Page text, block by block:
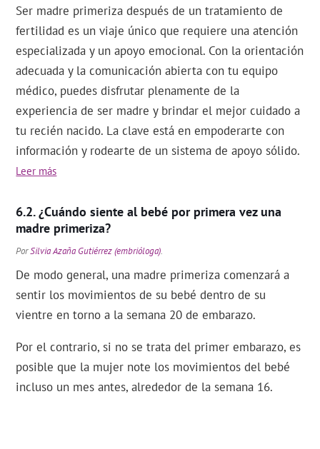
Ser madre primeriza después de un tratamiento de
fertilidad es un viaje único que requiere una atención
especializada y un apoyo emocional. Con la orientación
adecuada y la comunicación abierta con tu equipo
médico, puedes disfrutar plenamente de la
experiencia de ser madre y brindar el mejor cuidado a
tu recién nacido. La clave está en empoderarte con
información y rodearte de un sistema de apoyo sólido.
Leer más
¿Cuándo siente al bebé por primera vez una
madre primeriza?
PorSilvia Azaña Gutiérrez (embrióloga).
De modo general, una madre primeriza comenzará a
sentir los movimientos de su bebé dentro de su
vientre en torno a la semana 20 de embarazo.
Por el contrario, si no se trata del primer embarazo, es
posible que la mujer note los movimientos del bebé
incluso un mes antes, alrededor de la semana 16.